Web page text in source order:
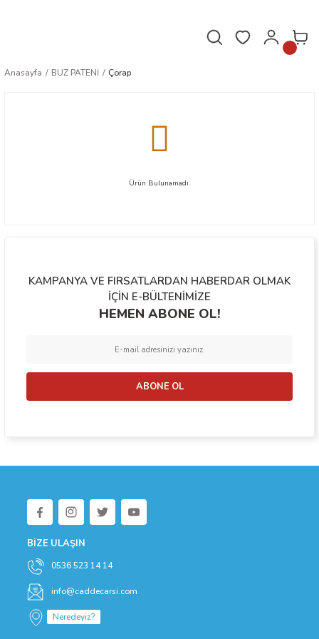
Anasayfa BUZ PATENİ Çorap
Ürün Bulunamadı.
KAMPANYA VE FIRSATLARDAN HABERDAR OLMAK
İÇİN E-BÜLTENİMİZE
HEMEN ABONE OL!
ABONE OL
BİZE ULAŞIN
0536 523 14 14
info@caddecarsi.com
Neredeyiz?